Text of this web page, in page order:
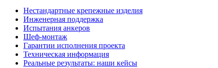
Нестандартные крепежные изделия
Инженерная поддержка
Испытания анкеров
Шеф-монтаж
Гарантии исполнения проекта
Техническая информация
Реальные результаты: наши кейсы